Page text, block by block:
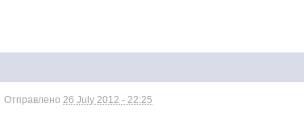
Отправлено26 July 2012 - 22:25